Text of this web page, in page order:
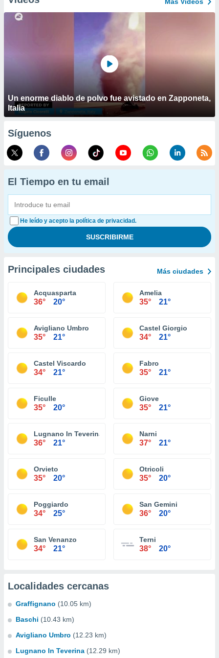
Un enorme diablo de polvo fue avistado en Zapponeta,
Italia
Síguenos
El Tiempo en tu email
He leído y acepto la política de privacidad.
Principales ciudades Más ciudades
Acquasparta
36° 20°
Amelia
35° 21°
Avigliano Umbro
35° 21°
Castel Giorgio
34° 21°
Castel Viscardo
34° 21°
Fabro
35° 21°
Ficulle
35° 20°
Giove
35° 21°
Lugnano In Teverina
36° 21°
Narni
37° 21°
Orvieto
35° 20°
Otricoli
35° 20°
Poggiardo
34° 25°
San Gemini
36° 20°
San Venanzo
34° 21°
Terni
38° 20°
Localidades cercanas
Graffignano (10.05 km)
Baschi (10.43 km)
Avigliano Umbro (12.23 km)
Lugnano In Teverina (12.29 km)